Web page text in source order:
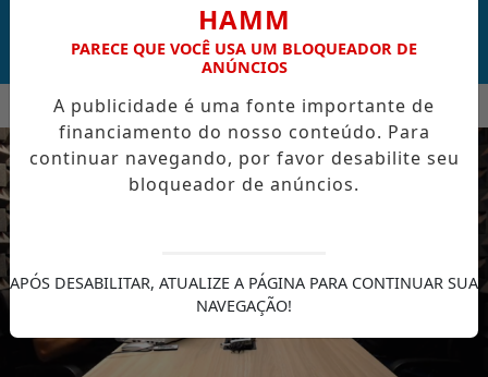
DE CABO VERDE VENCE ELEIÇÃO DO GOL MAIS BONITO
EM ALTA
MENU
HAMM
PARECE QUE VOCÊ USA UM BLOQUEADOR DE
ANÚNCIOS
A publicidade é uma fonte importante de
financiamento do nosso conteúdo. Para
continuar navegando, por favor desabilite seu
bloqueador de anúncios.
APÓS DESABILITAR, ATUALIZE A PÁGINA PARA CONTINUAR SUA
NAVEGAÇÃO!